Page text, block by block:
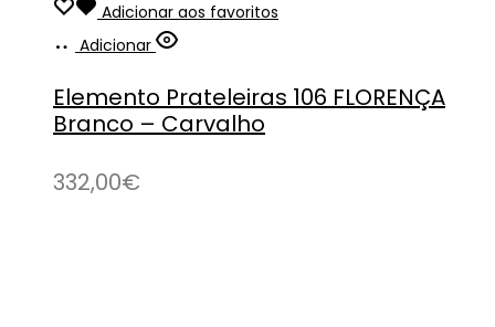
Adicionar aos favoritos
Adicionar
Elemento Prateleiras 106 FLORENÇA
Branco – Carvalho
332,00€